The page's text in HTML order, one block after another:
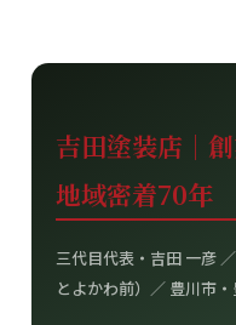
吉田塗装店｜
地域密着70年
三代目代表・吉田 一彦
とよかわ前）／ 豊川市